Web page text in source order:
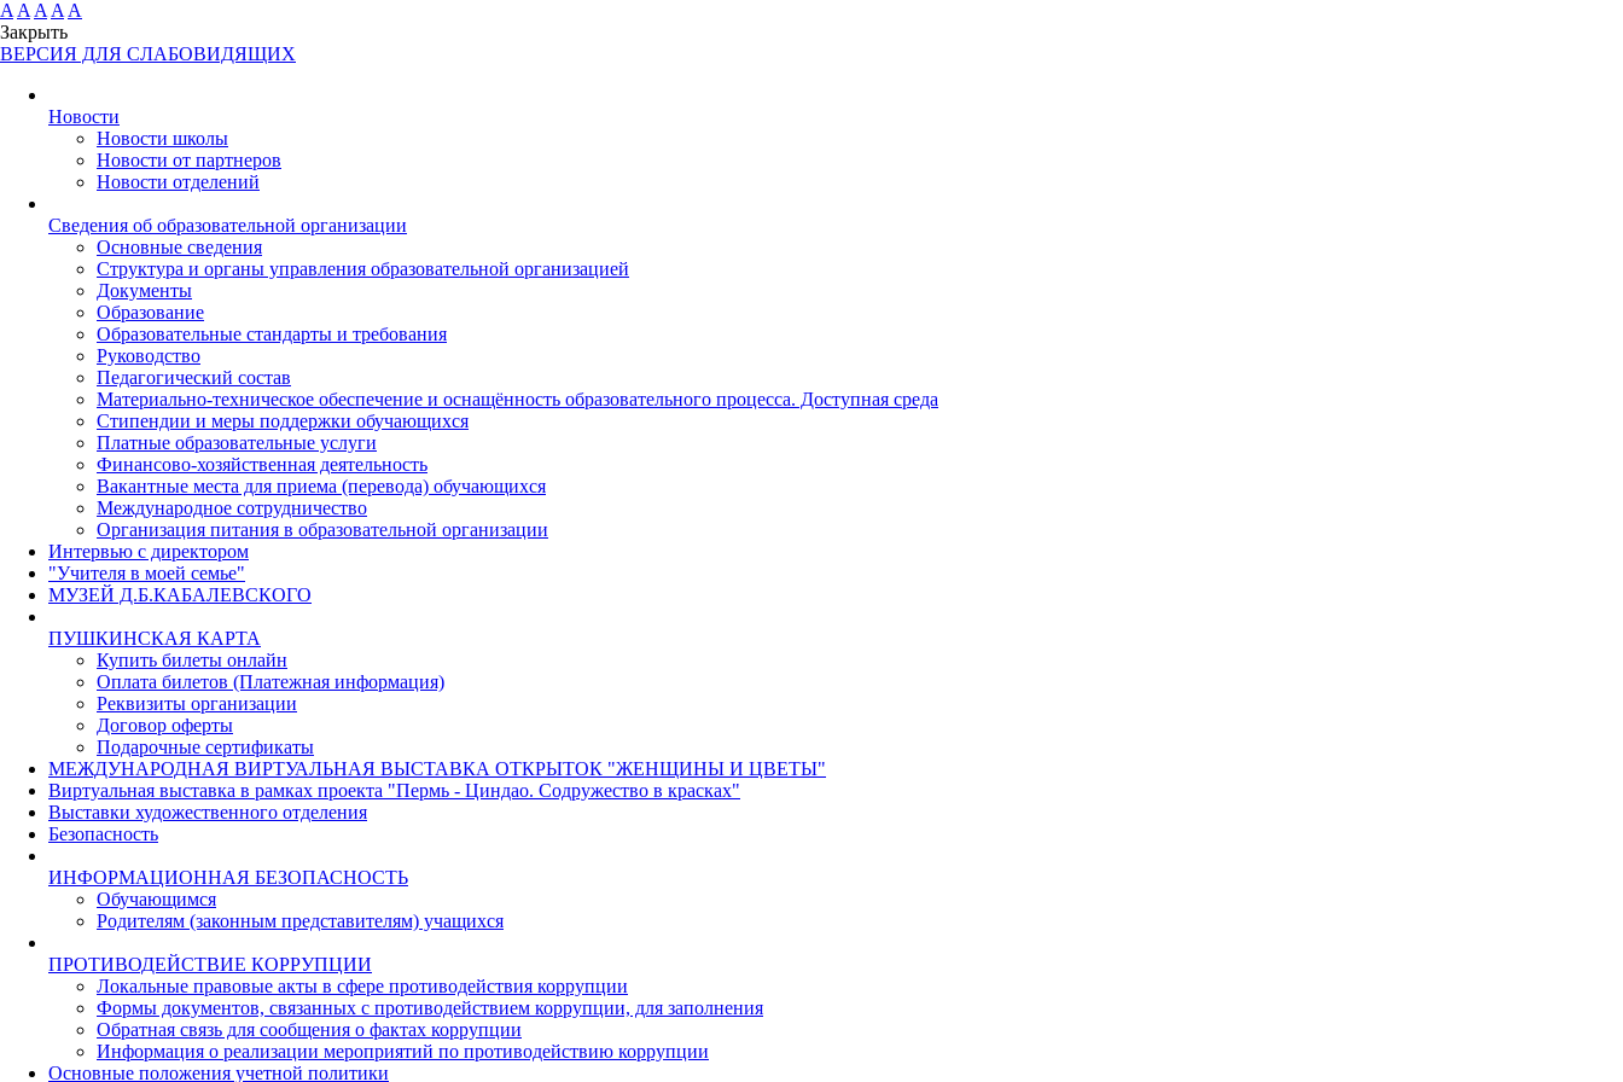
A A A A A
Закрыть
ВЕРСИЯ ДЛЯ СЛАБОВИДЯЩИХ
Новости
Новости школы
Новости от партнеров
Новости отделений
Cведения об образовательной организации
Основные сведения
Структура и органы управления образовательной организацией
Документы
Образование
Образовательные стандарты и требования
Руководство
Педагогический состав
Материально-техническое обеспечение и оснащённость образовательного процесса. Доступная среда
Стипендии и меры поддержки обучающихся
Платные образовательные услуги
Финансово-хозяйственная деятельность
Вакантные места для приема (перевода) обучающихся
Международное сотрудничество
Организация питания в образовательной организации
Интервью с директором
"Учителя в моей семье"
МУЗЕЙ Д.Б.КАБАЛЕВСКОГО
ПУШКИНСКАЯ КАРТА
Купить билеты онлайн
Оплата билетов (Платежная информация)
Реквизиты организации
Договор оферты
Подарочные сертификаты
МЕЖДУНАРОДНАЯ ВИРТУАЛЬНАЯ ВЫСТАВКА ОТКРЫТОК "ЖЕНЩИНЫ И ЦВЕТЫ"
Виртуальная выставка в рамках проекта "Пермь - Циндао. Содружество в красках"
Выставки художественного отделения
Безопасность
ИНФОРМАЦИОННАЯ БЕЗОПАСНОСТЬ
Обучающимся
Родителям (законным представителям) учащихся
ПРОТИВОДЕЙСТВИЕ КОРРУПЦИИ
Локальные правовые акты в сфере противодействия коррупции
Формы документов, связанных с противодействием коррупции, для заполнения
Обратная связь для сообщения о фактах коррупции
Информация о реализации мероприятий по противодействию коррупции
Основные положения учетной политики